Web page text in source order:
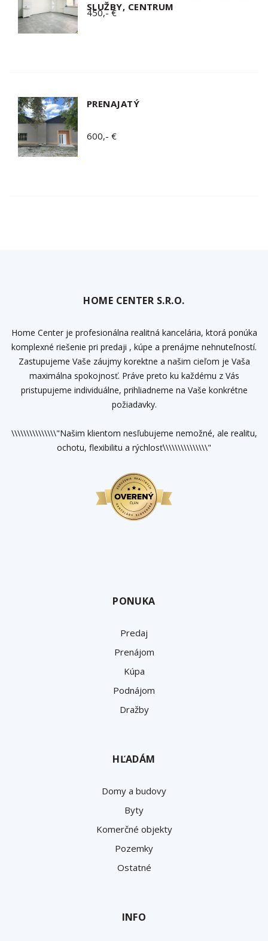
SLUŽBY, CENTRUM
450,- €
PRENAJATÝ
600,- €
HOME CENTER S.R.O.
Home Center je profesionálna realitná kancelária, ktorá ponúka
komplexné riešenie pri predaji , kúpe a prenájme nehnuteľností.
Zastupujeme Vaše záujmy korektne a našim cieľom je Vaša
maximálna spokojnosť. Práve preto ku každému z Vás
pristupujeme individuálne, prihliadneme na Vaše konkrétne
požiadavky.
\\\\\\\\\\\\\\\"Našim klientom nesľubujeme nemožné, ale realitu,
ochotu, flexibilitu a rýchlosť\\\\\\\\\\\\\\\"
PONUKA
Predaj
Prenájom
Kúpa
Podnájom
Dražby
HĽADÁM
Domy a budovy
Byty
Komerčné objekty
Pozemky
Ostatné
INFO